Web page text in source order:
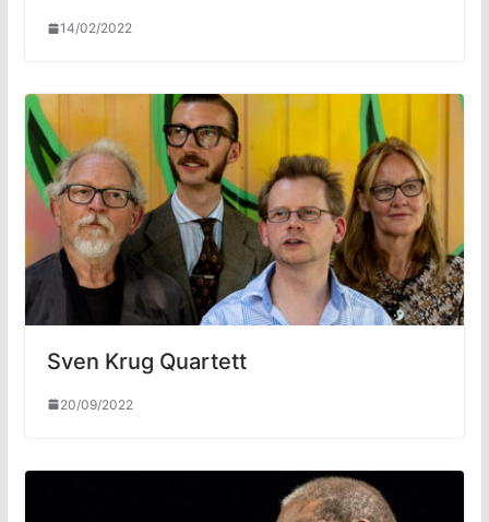
14/02/2022
Sven Krug Quartett
20/09/2022